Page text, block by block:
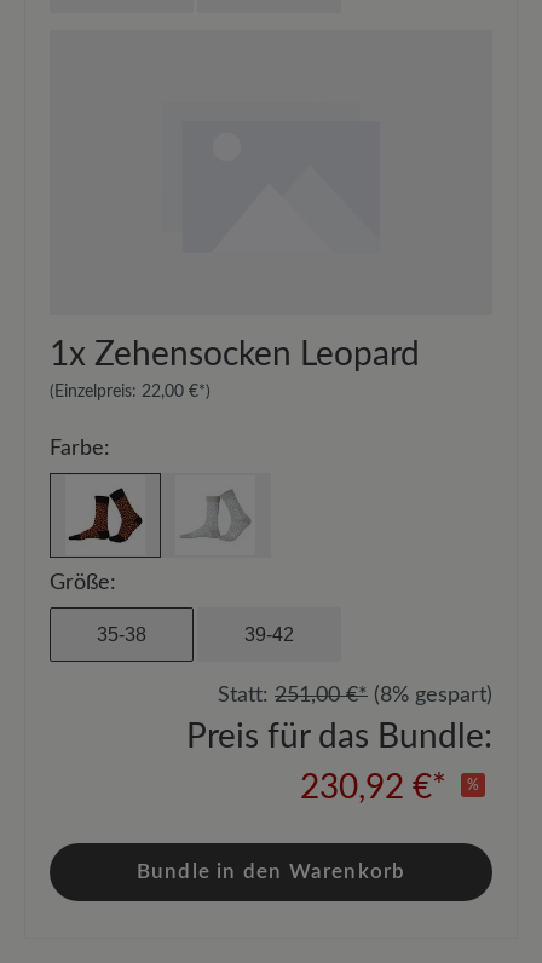
1x Zehensocken Leopard
(Einzelpreis: 22,00 €*)
Farbe:
Größe:
35-38 39-42
Statt: 251,00 €* (8% gespart)
Preis für das Bundle:
230,92 €*
%
Bundle in den Warenkorb